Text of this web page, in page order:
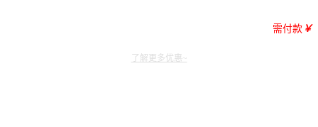
需付款 ￥
了解更多优惠~